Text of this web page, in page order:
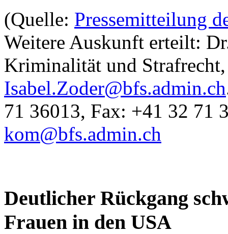
(Quelle: Pressemitteilung
Weitere Auskunft erteilt:
Kriminalität und
Isabel.Zoder@bfs.admin.ch
71 36013, Fax: +41 32 71
kom@bfs.admin.ch
Deutlicher Rückgang
Frauen in den USA